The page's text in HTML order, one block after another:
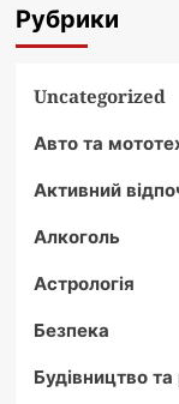
Рубрики
Uncategorized
Авто та
Активний
Алкоголь
Астрологія
Безпека
Будівництво